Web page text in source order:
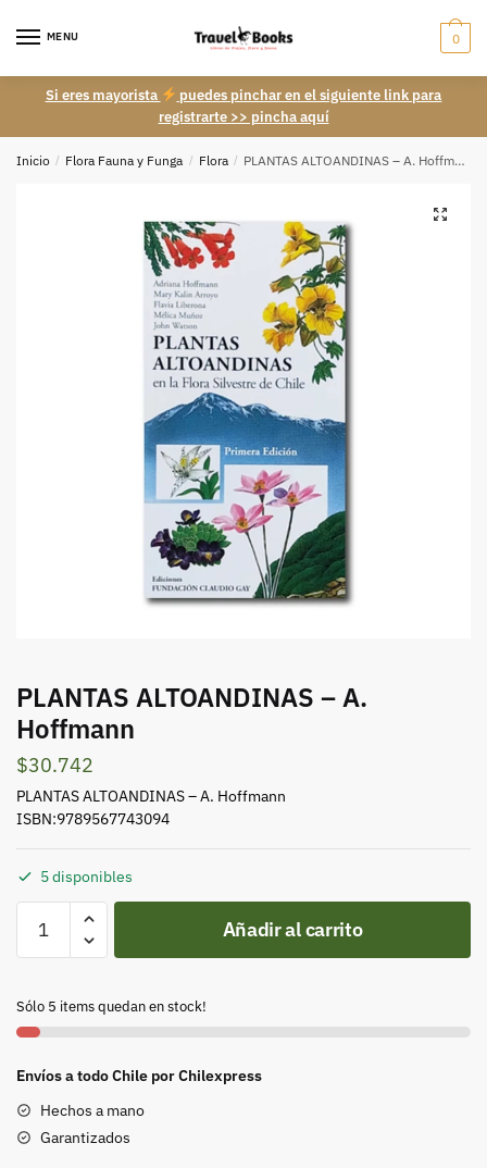
MENU 0
Si eres mayorista
puedes pinchar en el siguiente link para
registrarte >> pincha aquí
Inicio / Flora Fauna y Funga / Flora / PLANTAS ALTOANDINAS – A. Hoffmann
PLANTAS ALTOANDINAS – A.
Hoffmann
$30.742
PLANTAS ALTOANDINAS – A. Hoffmann
ISBN:9789567743094
5 disponibles
ALTOANDINAS
Hoffmann
cantidad
Añadir al carrito
Sólo 5 items quedan en stock!
Envíos a todo Chile por Chilexpress
Hechos a mano
Garantizados